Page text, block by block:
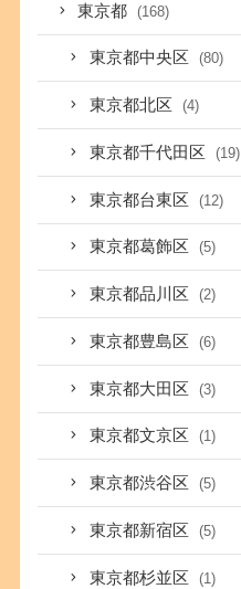
東京都 (168)
東京都中央区 (80)
東京都北区 (4)
東京都千代田区 (19)
東京都台東区 (12)
東京都葛飾区 (5)
東京都品川区 (2)
東京都豊島区 (6)
東京都大田区 (3)
東京都文京区 (1)
東京都渋谷区 (5)
東京都新宿区 (5)
東京都杉並区 (1)